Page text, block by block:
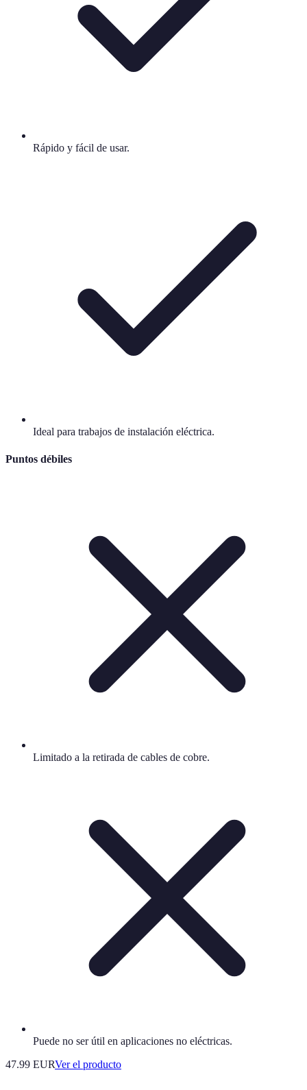
Rápido y fácil de usar.
Ideal para trabajos de instalación eléctrica.
Puntos débiles
Limitado a la retirada de cables de cobre.
Puede no ser útil en aplicaciones no eléctricas.
47.99 EURVer el producto